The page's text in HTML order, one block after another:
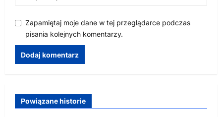
Zapamiętaj moje dane w tej przeglądarce podczas
pisania kolejnych komentarzy.
Powiązane historie